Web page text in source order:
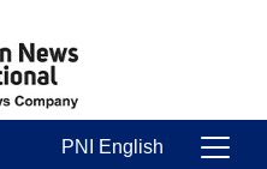
PNI English